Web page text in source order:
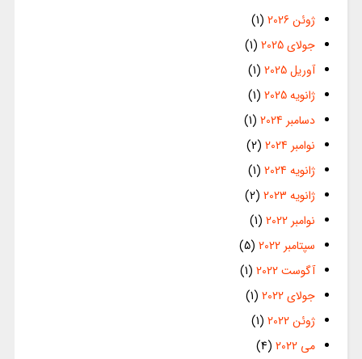
ژوئن 2026
(1)
جولای 2025
(1)
آوریل 2025
(1)
ژانویه 2025
(1)
دسامبر 2024
(1)
نوامبر 2024
(2)
ژانویه 2024
(1)
ژانویه 2023
(2)
نوامبر 2022
(1)
سپتامبر 2022
(5)
آگوست 2022
(1)
جولای 2022
(1)
ژوئن 2022
(1)
می 2022
(4)